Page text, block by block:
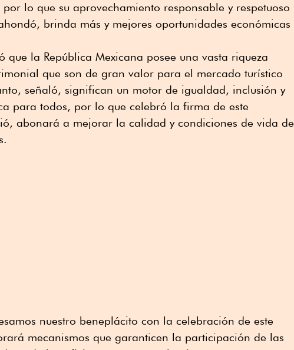
lo que su aprovechamiento responsable y respetuoso
brinda más y mejores oportunidades económicas
que la República Mexicana posee una vasta riqueza
que son de gran valor para el mercado turístico
señaló, significan un motor de igualdad, inclusión y
para todos, por lo que celebró la firma de este
abonará a mejorar la calidad y condiciones de vida de
nuestro beneplácito con la celebración de este
mecanismos que garanticen la participación de las